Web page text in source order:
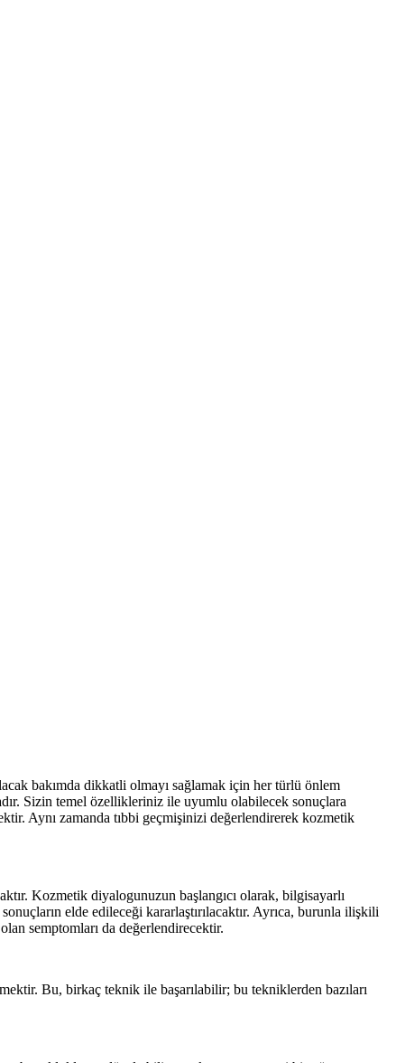
bakımda dikkatli olmayı sağlamak için her türlü önlem
Sizin temel özellikleriniz ile uyumlu olabilecek sonuçlara
Aynı zamanda tıbbi geçmişinizi değerlendirerek kozmetik
Kozmetik diyalogunuzun başlangıcı olarak, bilgisayarlı
elde edileceği kararlaştırılacaktır. Ayrıca, burunla ilişkili
semptomları da değerlendirecektir.
Bu, birkaç teknik ile başarılabilir; bu tekniklerden bazıları